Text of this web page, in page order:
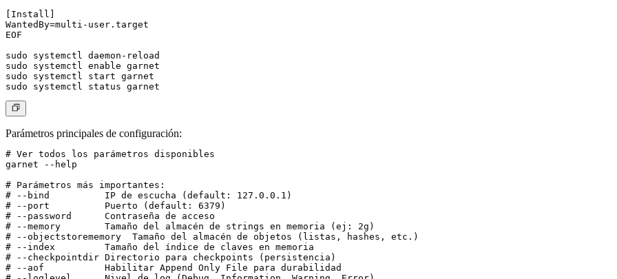
[Install]
WantedBy=multi-user.target
EOF
sudo systemctl daemon-reload
sudo systemctl enable garnet
sudo systemctl start garnet
Parámetros principales de configuración:
# Ver todos los parámetros disponibles
garnet --help
# Parámetros más importantes:
# --bind          IP de escucha (default: 127.0.0.1)
# --port          Puerto (default: 6379)
# --password      Contraseña de acceso
# --memory        Tamaño del almacén de strings en memoria (ej: 2g)
# --objectstorememory  Tamaño del almacén de objetos (listas, hashes, etc.)
# --index         Tamaño del índice de claves en memoria
# --checkpointdir Directorio para checkpoints (persistencia)
# --aof           Habilitar Append Only File para durabilidad